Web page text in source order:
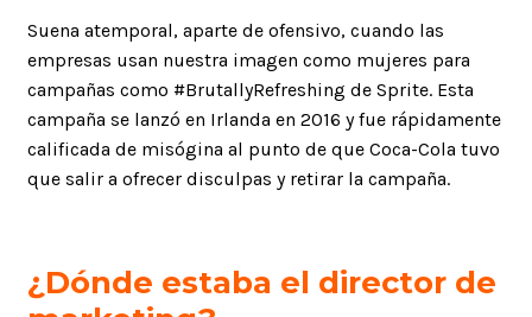
Suena atemporal, aparte de ofensivo, cuando las
empresas usan nuestra imagen como mujeres para
campañas como #BrutallyRefreshing de Sprite. Esta
campaña se lanzó en Irlanda en 2016 y fue rápidamente
calificada de misógina al punto de que Coca-Cola tuvo
que salir a ofrecer disculpas y retirar la campaña.
¿Dónde estaba el director de